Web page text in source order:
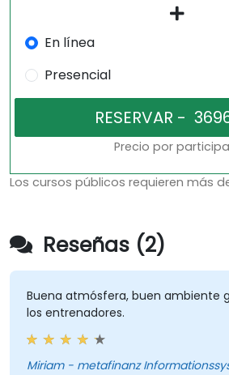
En línea
Presencial
Precio por
Los cursos públicos requieren más
Reseñas (2)
Buena atmósfera, buen ambiente
los entrenadores.
Miriam - metafinanz